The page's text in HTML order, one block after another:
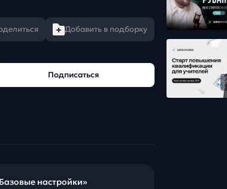
Добавить в подборку
Подписаться
настройки»